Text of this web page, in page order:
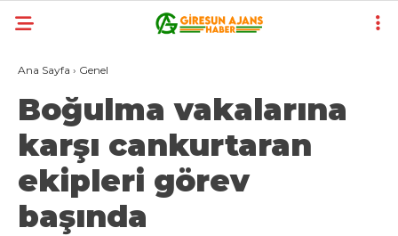
Ana Sayfa › Genel
Boğulma vakalarına
karşı cankurtaran
ekipleri görev
başında